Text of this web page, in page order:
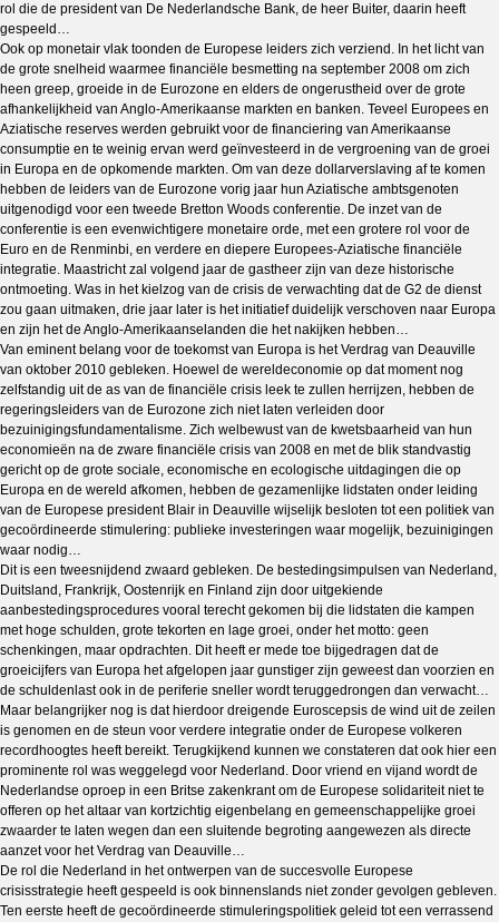
rol die de president van De Nederlandsche Bank, de heer Buiter, daarin heeft
gespeeld…
Ook op monetair vlak toonden de Europese leiders zich verziend. In het licht van
de grote snelheid waarmee financiële besmetting na september 2008 om zich
heen greep, groeide in de Eurozone en elders de ongerustheid over de grote
afhankelijkheid van Anglo-Amerikaanse markten en banken. Teveel Europees en
Aziatische reserves werden gebruikt voor de financiering van Amerikaanse
consumptie en te weinig ervan werd geïnvesteerd in de vergroening van de groei
in Europa en de opkomende markten. Om van deze dollarverslaving af te komen
hebben de leiders van de Eurozone vorig jaar hun Aziatische ambtsgenoten
uitgenodigd voor een tweede Bretton Woods conferentie. De inzet van de
conferentie is een evenwichtigere monetaire orde, met een grotere rol voor de
Euro en de Renminbi, en verdere en diepere Europees-Aziatische financiële
integratie. Maastricht zal volgend jaar de gastheer zijn van deze historische
ontmoeting. Was in het kielzog van de crisis de verwachting dat de G2 de dienst
zou gaan uitmaken, drie jaar later is het initiatief duidelijk verschoven naar Europa
en zijn het de Anglo-Amerikaanselanden die het nakijken hebben…
Van eminent belang voor de toekomst van Europa is het Verdrag van Deauville
van oktober 2010 gebleken. Hoewel de wereldeconomie op dat moment nog
zelfstandig uit de as van de financiële crisis leek te zullen herrijzen, hebben de
regeringsleiders van de Eurozone zich niet laten verleiden door
bezuinigingsfundamentalisme. Zich welbewust van de kwetsbaarheid van hun
economieën na de zware financiële crisis van 2008 en met de blik standvastig
gericht op de grote sociale, economische en ecologische uitdagingen die op
Europa en de wereld afkomen, hebben de gezamenlijke lidstaten onder leiding
van de Europese president Blair in Deauville wijselijk besloten tot een politiek van
gecoördineerde stimulering: publieke investeringen waar mogelijk, bezuinigingen
waar nodig…
Dit is een tweesnijdend zwaard gebleken. De bestedingsimpulsen van Nederland,
Duitsland, Frankrijk, Oostenrijk en Finland zijn door uitgekiende
aanbestedingsprocedures vooral terecht gekomen bij die lidstaten die kampen
met hoge schulden, grote tekorten en lage groei, onder het motto: geen
schenkingen, maar opdrachten. Dit heeft er mede toe bijgedragen dat de
groeicijfers van Europa het afgelopen jaar gunstiger zijn geweest dan voorzien en
de schuldenlast ook in de periferie sneller wordt teruggedrongen dan verwacht…
Maar belangrijker nog is dat hierdoor dreigende Euroscepsis de wind uit de zeilen
is genomen en de steun voor verdere integratie onder de Europese volkeren
recordhoogtes heeft bereikt. Terugkijkend kunnen we constateren dat ook hier een
prominente rol was weggelegd voor Nederland. Door vriend en vijand wordt de
Nederlandse oproep in een Britse zakenkrant om de Europese solidariteit niet te
offeren op het altaar van kortzichtig eigenbelang en gemeenschappelijke groei
zwaarder te laten wegen dan een sluitende begroting aangewezen als directe
aanzet voor het Verdrag van Deauville…
De rol die Nederland in het ontwerpen van de succesvolle Europese
crisisstrategie heeft gespeeld is ook binnenslands niet zonder gevolgen gebleven.
Ten eerste heeft de gecoördineerde stimuleringspolitiek geleid tot een verrassend